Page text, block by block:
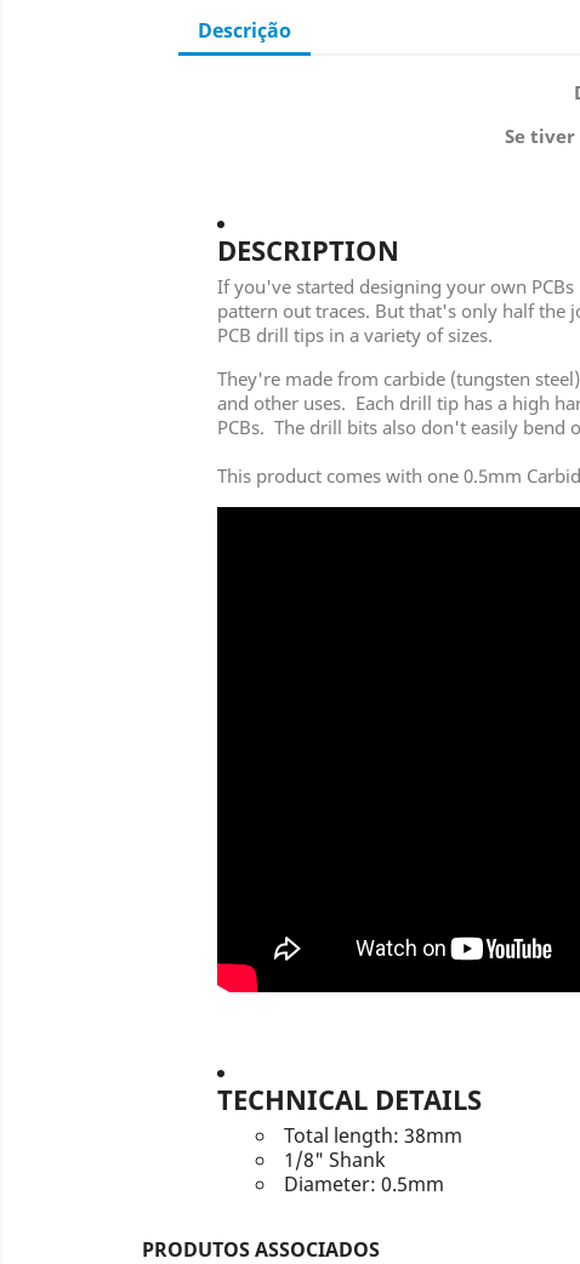
Descrição
Se
DESCRIPTION
If you've started designing your own PCBs
pattern out traces. But that's only half the
PCB drill tips in a variety of sizes.
They're made from carbide (tungsten
and other uses. Each drill tip has a high
PCBs. The drill bits also don't easily bend
This product comes with one 0.5mm
TECHNICAL DETAILS
Total length: 38mm
1/8" Shank
Diameter: 0.5mm
PRODUTOS ASSOCIADOS